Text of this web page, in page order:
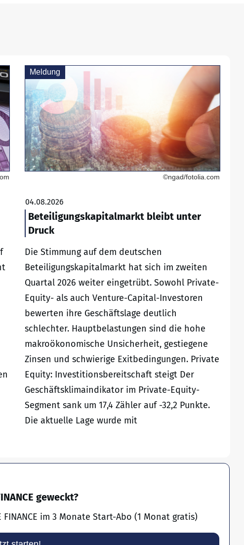
Meldung
©ngad/fotolia.com
04.08.2026
Beteiligungskapitalmarkt bleibt unter
Druck
Die Stimmung auf dem deutschen
Beteiligungskapitalmarkt hat sich im zweiten
Quartal 2026 weiter eingetrübt. Sowohl Private-
Equity- als auch Venture-Capital-Investoren
bewerten ihre Geschäftslage deutlich
schlechter. Hauptbelastungen sind die hohe
makroökonomische Unsicherheit, gestiegene
Zinsen und schwierige Exitbedingungen. Private
Equity: Investitionsbereitschaft steigt Der
Geschäftsklimaindikator im Private-Equity-
Segment sank um 17,4 Zähler auf -32,2 Punkte.
Die aktuelle Lage wurde mit
geweckt?
im 3 Monate Start-Abo (1 Monat gratis)